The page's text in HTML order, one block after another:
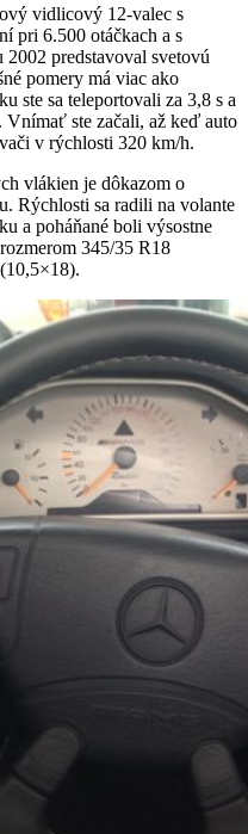
vidlicový 12-valec s
pri 6.500 otáčkach a s
predstavoval svetovú
pomery má viac ako
ste sa teleportovali za 3,8 s a
Vnímať ste začali, až keď auto
v rýchlosti 320 km/h.
vlákien je dôkazom o
Rýchlosti sa radili na volante
a poháňané boli výsostne
345/35 R18